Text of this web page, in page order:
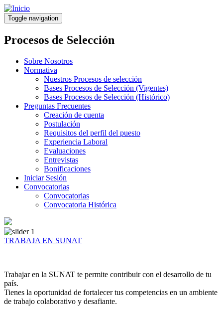
Pasar
al
contenido
principal
Toggle navigation
Procesos de Selección
Sobre Nosotros
Normativa
Nuestros Procesos de selección
Bases Procesos de Selección (Vigentes)
Bases Procesos de Selección (Histórico)
Preguntas Frecuentes
Creación de cuenta
Postulación
Requisitos del perfil del puesto
Experiencia Laboral
Evaluaciones
Entrevistas
Bonificaciones
Iniciar Sesión
Convocatorias
Convocatorias
Convocatoria Histórica
TRABAJA EN SUNAT
Trabajar en la SUNAT te permite contribuir con el desarrollo de tu
país.
Tienes la oportunidad de fortalecer tus competencias en un ambiente
de trabajo colaborativo y desafiante.